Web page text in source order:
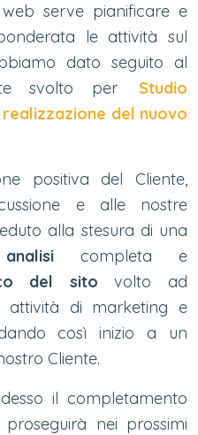
serve pianificare e
le attività sul
dato seguito al
svolto per
Studio
realizzazione del nuovo
positiva del Cliente,
e alle nostre
alla stesura di una
completa e
del sitovolto ad
attività di marketing e
così inizio a un
Cliente.
il completamento
nei prossimi